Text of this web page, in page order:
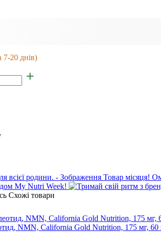
7-20 днів)
Товар місяця!
My Nutri Week!
Схожі товари
NMN, California Gold Nutrition, 175 мг, 60